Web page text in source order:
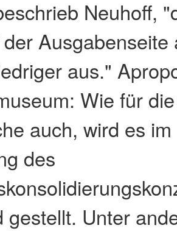
Neuhoff,
Ausgabenseite
aus."
Wie für
auch, wird es
des
gestellt. Unter